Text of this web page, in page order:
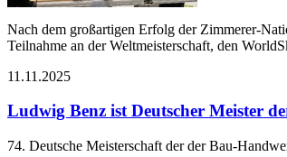
Nach dem großartigen Erfolg der Zimmerer-
Teilnahme an der Weltmeisterschaft, den
11.11.2025
Ludwig Benz ist Deutscher Meister
74. Deutsche Meisterschaft der der Bau-